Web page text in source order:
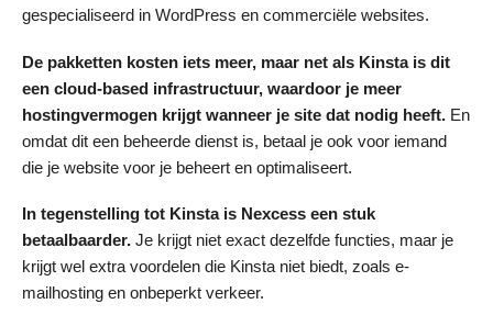
gespecialiseerd in WordPress en commerciële websites.
De pakketten kosten iets meer, maar net als Kinsta is dit
een cloud-based infrastructuur, waardoor je meer
hostingvermogen krijgt wanneer je site dat nodig heeft. En
omdat dit een beheerde dienst is, betaal je ook voor iemand
die je website voor je beheert en optimaliseert.
In tegenstelling tot Kinsta is Nexcess een stuk
betaalbaarder. Je krijgt niet exact dezelfde functies, maar je
krijgt wel extra voordelen die Kinsta niet biedt, zoals e-
mailhosting en onbeperkt verkeer.